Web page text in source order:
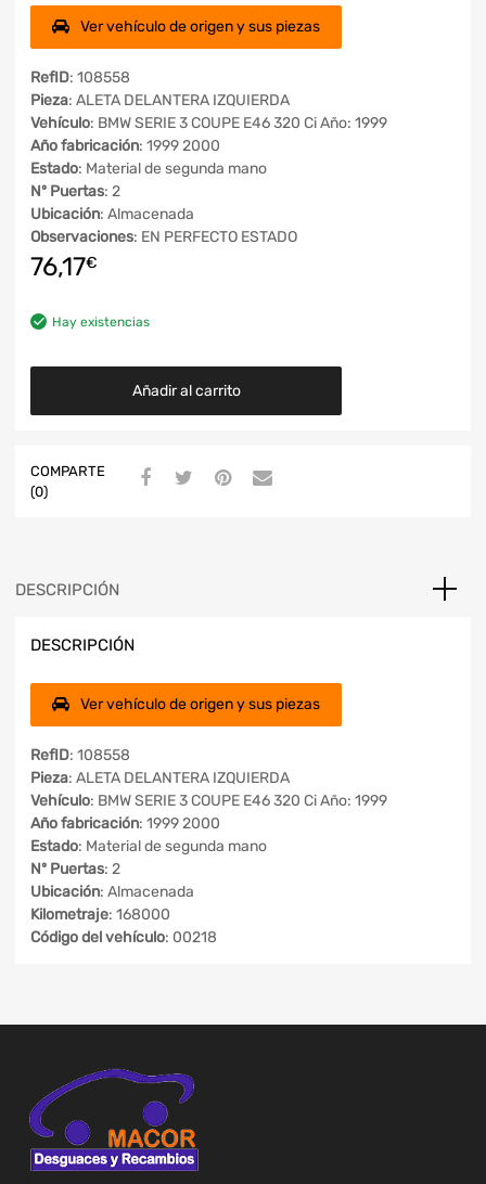
Ver vehículo de origen y sus piezas
RefID: 108558
Pieza: ALETA DELANTERA IZQUIERDA
Vehículo: BMW SERIE 3 COUPE E46 320 Ci Año: 1999
Año fabricación: 1999 2000
Estado: Material de segunda mano
Nº Puertas: 2
Ubicación: Almacenada
Observaciones: EN PERFECTO ESTADO
76,17€
Hay existencias
Añadir al carrito
COMPARTE
(0)
DESCRIPCIÓN
DESCRIPCIÓN
Ver vehículo de origen y sus piezas
RefID: 108558
Pieza: ALETA DELANTERA IZQUIERDA
Vehículo: BMW SERIE 3 COUPE E46 320 Ci Año: 1999
Año fabricación: 1999 2000
Estado: Material de segunda mano
Nº Puertas: 2
Ubicación: Almacenada
Kilometraje: 168000
Código del vehículo: 00218